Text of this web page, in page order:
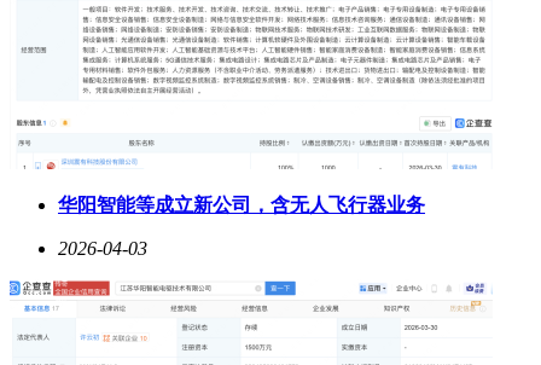
华阳智能等成立新公司，含无人飞行器业务
2026-04-03